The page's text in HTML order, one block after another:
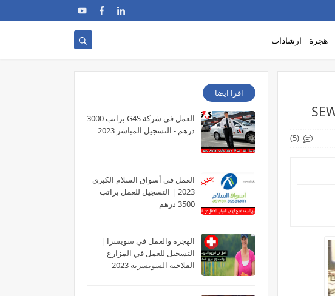
هجرة ارشادات
(5)
اقرا ايضا
العمل في شركة G4S براتب 3000
درهم - التسجيل المباشر 2023
العمل في أسواق السلام الكبرى
2023 | التسجيل للعمل براتب
3500 درهم
الهجرة والعمل في سويسرا |
التسجيل للعمل في المزارع
الفلاحية السويسرية 2023